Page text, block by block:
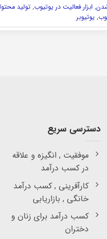
, ابزار فعالیت در یوتیوب,تولید
, یوتیوبر
دسترسی سریع
موفقیت , انگیزه و علاقه
در کسب درآمد
کارآفرینی , کسب درآمد
خانگی , بازاریابی
کسب درآمد برای زنان و
دختران